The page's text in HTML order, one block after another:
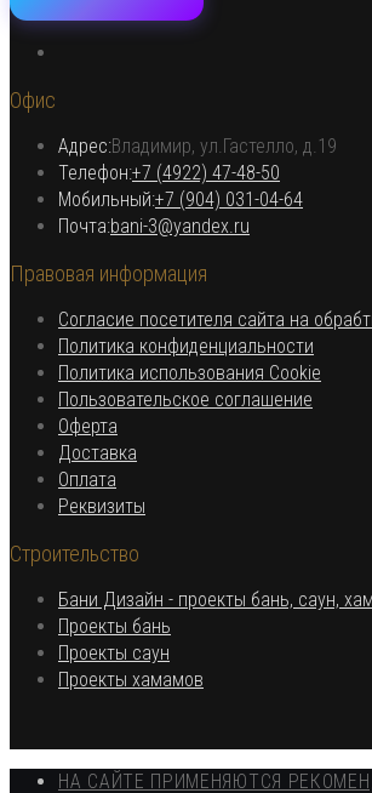
Офис
Адрес:Владимир, ул.Гастелло, д.19
Телефон:+7 (4922) 47-48-50
Мобильный:+7 (904) 031-04-64
Почта:bani-3@yandex.ru
приложении
Правовая информация
Согласие посетителя сайта на
Политика конфиденциальности
в
Политика использования Cookie
Пользовательское соглашение
Оферта
в
вкладке
Доставка
новой
Оплата
в
вкладке
Реквизиты
Строительство
Бани Дизайн - проекты бань, саун,
Проекты бань
новой
Проекты саун
в
Проекты хамамов
НА САЙТЕ ПРИМЕНЯЮТСЯ